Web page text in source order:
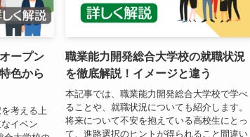
ープン
色から
考える上
イベン
職業能力開発総合大学校の就職状況
を徹底解説！イメージと違う
本記事では、職業能力開発総合大学校で学べ
ることや、就職状況についても紹介します。
将来について不安を抱えている高校生にとっ
て、進路選択のヒントが得られること間違い